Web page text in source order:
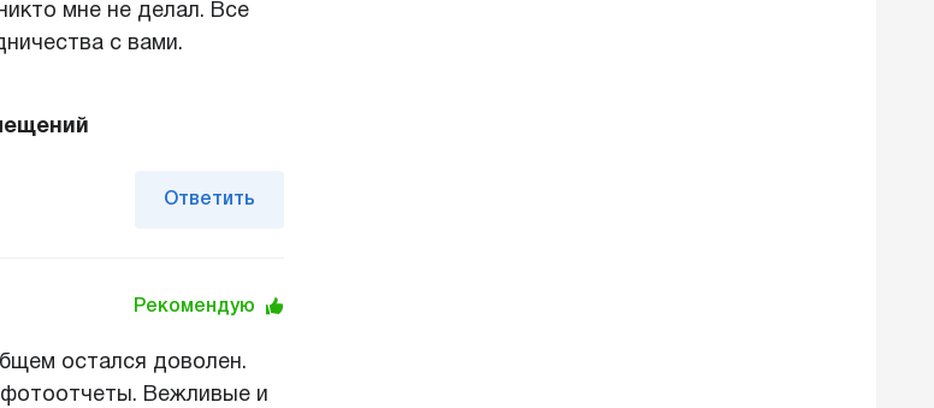
мне не делал. Все
с вами.
Ответить
Рекомендую
остался доволен.
Вежливые и